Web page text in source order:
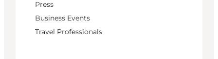
Press
Business Events
Travel Professionals